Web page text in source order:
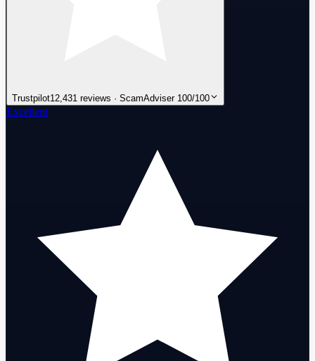
Trustpilot12,431 reviews · ScamAdviser 100/100
Excellent